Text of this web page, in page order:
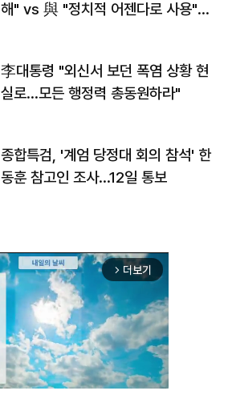
해" vs 與 "정치적 어젠다로 사용"
李대통령 "외신서 보던 폭염 상황 현
실로…모든 행정력 총동원하라"
종합특검, '계엄 당정대 회의 참석' 한
동훈 참고인 조사...12일 통보
arrow_forward_ios 더보기